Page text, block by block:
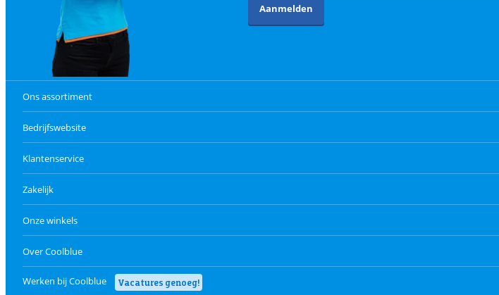
Aanmelden
Ons assortiment
Bedrijfswebsite
Klantenservice
Zakelijk
Onze winkels
Over Coolblue
Werken bij Coolblue Vacatures genoeg!